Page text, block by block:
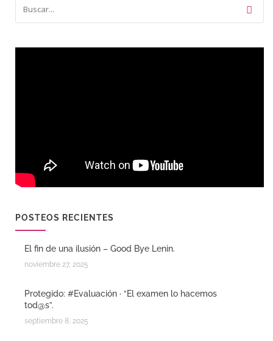
POSTEOS RECIENTES
El fin de una ilusión – Good Bye Lenin.
noviembre 27, 2025
Protegido: #Evaluación · “El examen lo hacemos
tod@s”.
septiembre 8, 2025